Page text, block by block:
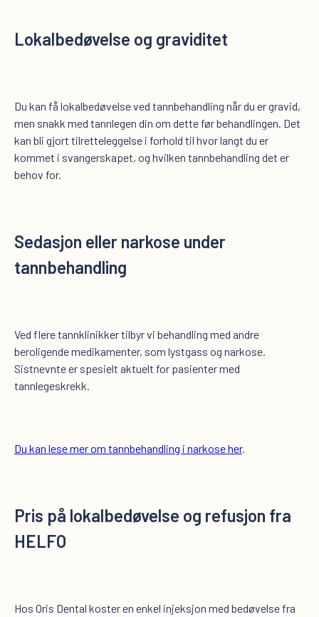
Lokalbedøvelse og graviditet
Du kan få lokalbedøvelse ved tannbehandling når du er gravid,
men snakk med tannlegen din om dette før behandlingen. Det
kan bli gjort tilretteleggelse i forhold til hvor langt du er
kommet i svangerskapet, og hvilken tannbehandling det er
behov for.
Sedasjon eller narkose under
tannbehandling
Ved flere tannklinikker tilbyr vi behandling med andre
beroligende medikamenter, som lystgass og narkose.
Sistnevnte er spesielt aktuelt for pasienter med
tannlegeskrekk.
Du kan lese mer om tannbehandling i narkose her.
Pris på lokalbedøvelse og refusjon fra
HELFO
Hos Oris Dental koster en enkel injeksjon med bedøvelse fra